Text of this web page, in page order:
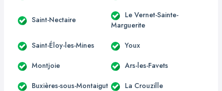
Saint-Nectaire
Le Vernet-Sainte-
Marguerite
Saint-Éloy-les-Mines Youx
Montjoie Ars-les-Favets
Buxières-sous-Montaigut La Crouzille